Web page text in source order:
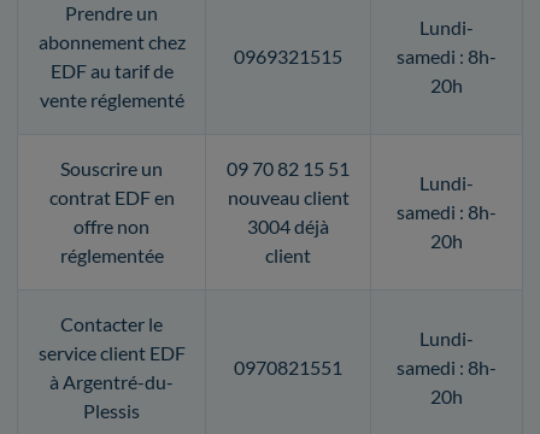
Prendre un
abonnement chez
EDF au tarif de
vente réglementé
0969321515
Lundi-
samedi : 8h-
20h
Souscrire un
contrat EDF en
offre non
réglementée
09 70 82 15 51
nouveau client
3004 déjà
client
Lundi-
samedi : 8h-
20h
Contacter le
service client EDF
à Argentré-du-
Plessis
0970821551
Lundi-
samedi : 8h-
20h